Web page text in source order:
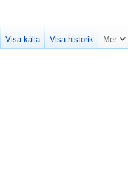
Visa källa Visa historik Mer